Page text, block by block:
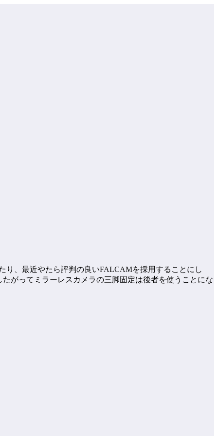
り、最近やたら評判の良いFALCAMを採用することにし
がってミラーレスカメラの三脚固定は後者を使うことにな